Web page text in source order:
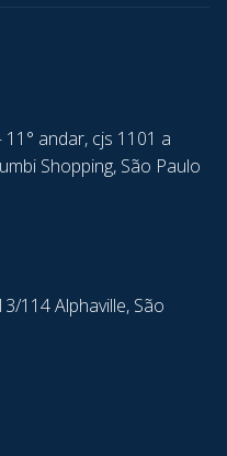
andar, cjs 1101 a
Shopping, São Paulo
114 Alphaville, São